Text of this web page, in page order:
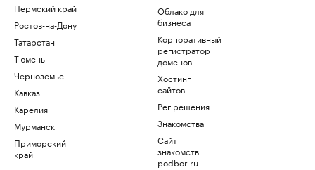
Пермский край
Ростов-на-Дону
Татарстан
Тюмень
Черноземье
Кавказ
Карелия
Мурманск
Приморский
край
Облако для
бизнеса
Корпоративный
регистратор
доменов
Хостинг
сайтов
Рег.решения
Знакомства
Сайт
знакомств
podbor.ru